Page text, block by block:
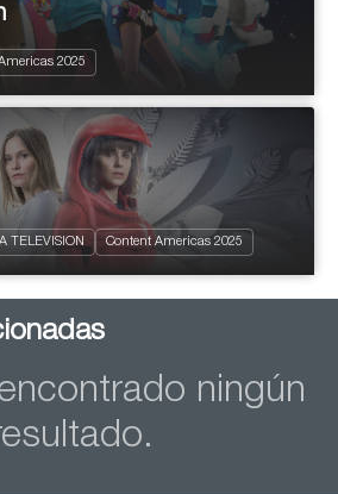
+ 26x11’ + 26x11’) Family
2025
TELEVISION Content Americas 2025
ningún